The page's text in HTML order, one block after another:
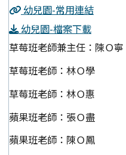
幼兒園-常用連結
幼兒園-檔案下載
草莓班老師兼主任：陳Ｏ寧
草莓班老師：林Ｏ學
草莓班老師：林Ｏ惠
蘋果班老師：張Ｏ盡
蘋果班老師：陳Ｏ鳳